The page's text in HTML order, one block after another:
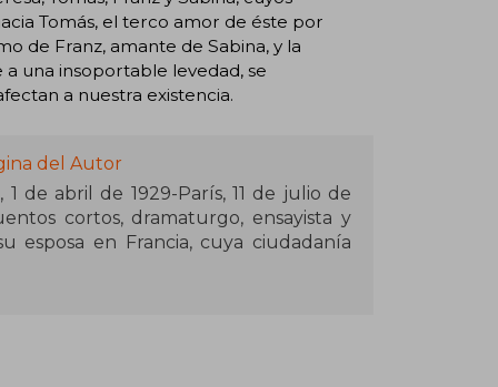
Tomás, el terco amor de éste por
de Franz, amante de Sabina, y la
una insoportable levedad, se
a nuestra existencia.
del Autor
de abril de 1929-París, 11 de julio de
cortos, dramaturgo, ensayista y
esposa en Francia, cuya ciudadanía